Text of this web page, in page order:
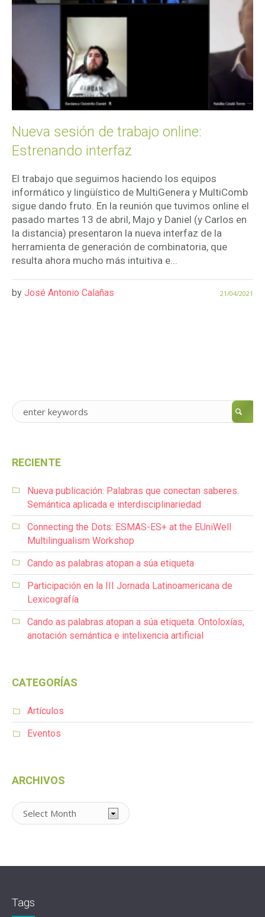
Nueva sesión de trabajo online:
Estrenando interfaz
El trabajo que seguimos haciendo los equipos
informático y lingüístico de MultiGenera y MultiComb
sigue dando fruto. En la reunión que tuvimos online el
pasado martes 13 de abril, Majo y Daniel (y Carlos en
la distancia) presentaron la nueva interfaz de la
herramienta de generación de combinatoria, que
resulta ahora mucho más intuitiva e...
21/04/2021
by José Antonio Calañas
RECIENTE
Nueva publicación: Palabras que conectan saberes.
Semántica aplicada e interdisciplinariedad
Connecting the Dots: ESMAS-ES+ at the EUniWell
Multilingualism Workshop
Cando as palabras atopan a súa etiqueta
Participación en la III Jornada Latinoamericana de
Lexicografía
Cando as palabras atopan a súa etiqueta. Ontoloxías,
anotación semántica e intelixencia artificial
CATEGORÍAS
Artículos
Eventos
ARCHIVOS
Archivos
Tags